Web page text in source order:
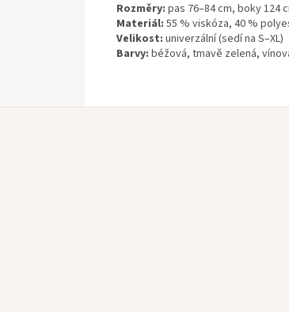
Rozměry: pas 76–84 cm, boky 124
Materiál: 55 % viskóza, 40 %
Velikost: univerzální (sedí na S–XL)
Barvy: béžová, tmavě zelená,